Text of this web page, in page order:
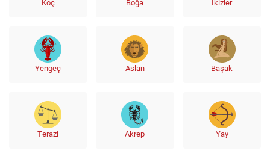
Koç Boğa İkizler
Yengeç Aslan Başak
Terazi Akrep Yay